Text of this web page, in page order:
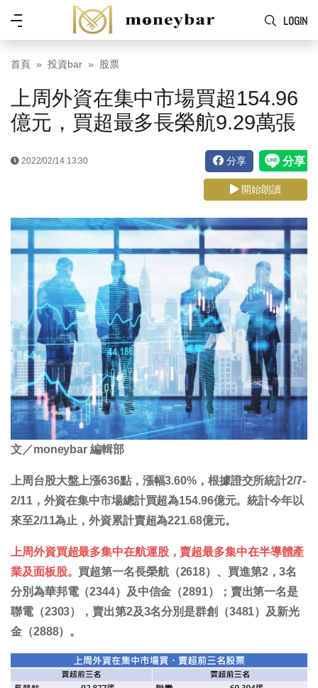
Skip to main content
LOGIN
功
能
表
首頁 投資bar 股票
上周外資在集中市場買超154.96
億元，買超最多長榮航9.29萬張
2022/02/14 13:30 分享
開始朗讀
文／moneybar 編輯部
上周台股大盤上漲636點，漲幅3.60%，根據證交所統計2/7-
2/11，外資在集中市場總計買超為154.96億元。統計今年以
來至2/11為止，外資累計賣超為221.68億元。
上周外資買超最多集中在航運股，賣超最多集中在半導體產
業及面板股。 買超第一名長榮航（2618）、買進第2，3名
分別為華邦電（2344）及中信金（2891）；賣出第一名是
聯電（2303），賣出第2及3名分別是群創（3481）及新光
金（2888）。